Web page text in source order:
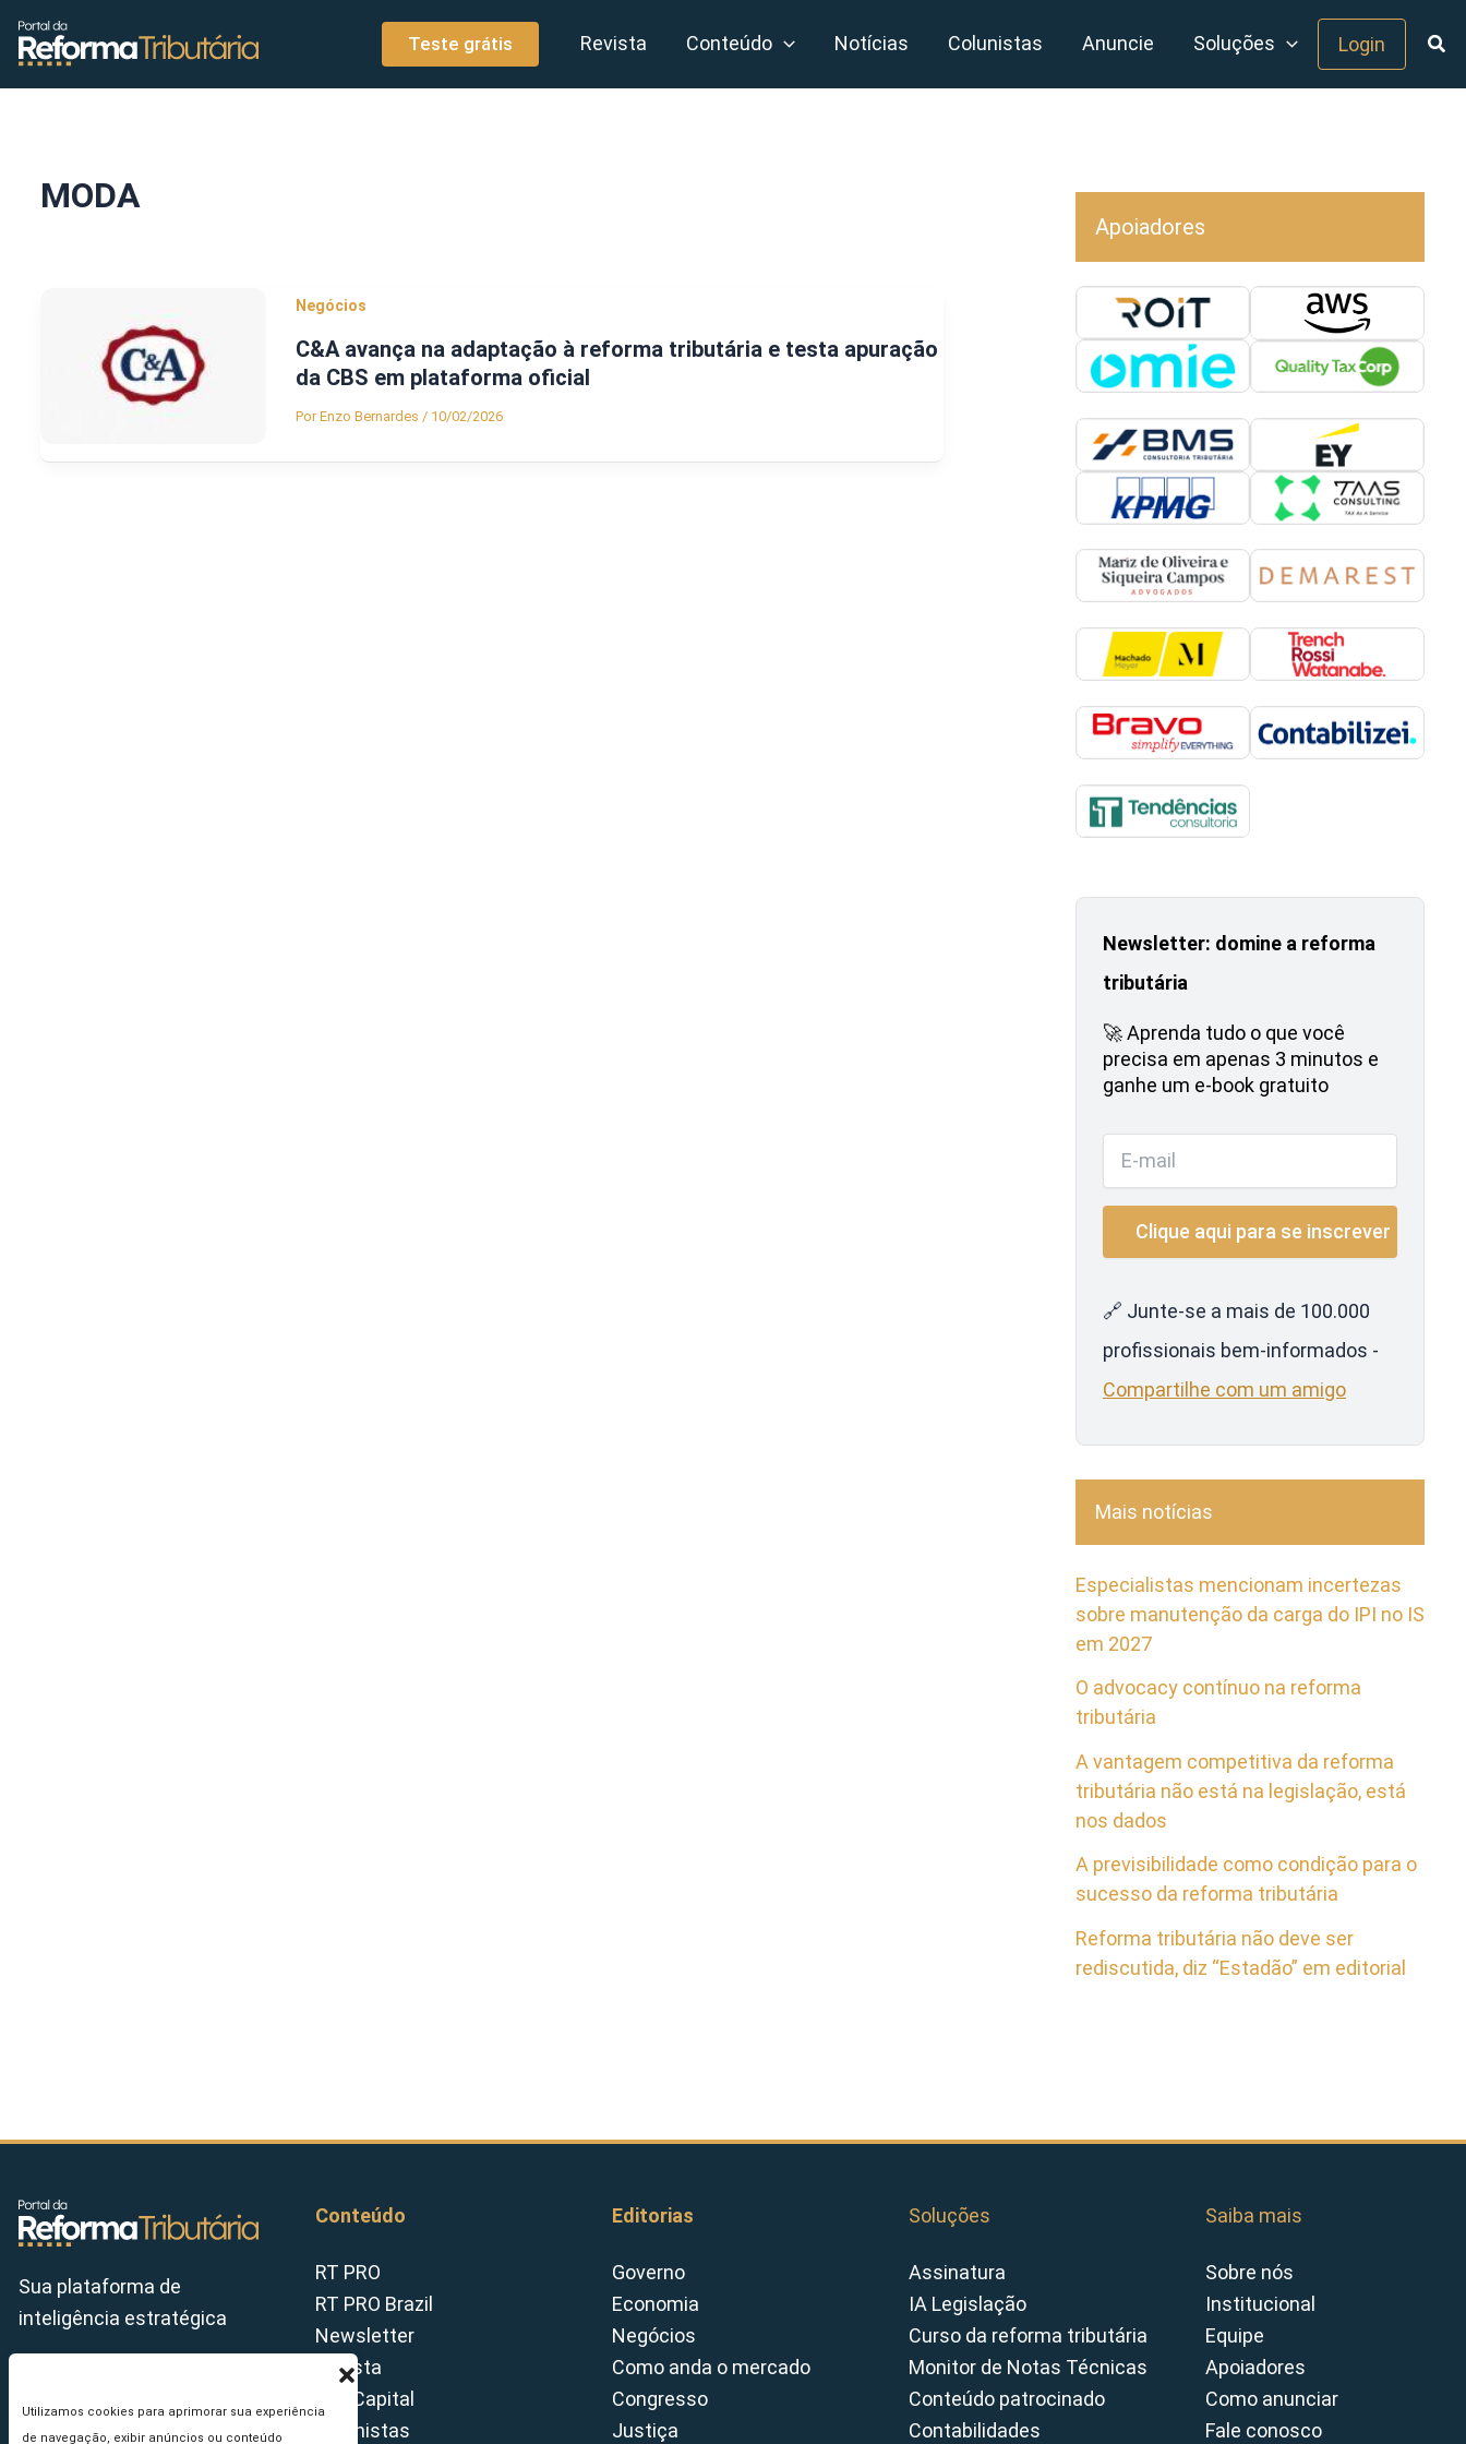
Utilizamos cookies para aprimorar sua experiência
de navegação, exibir anúncios ou conteúdo
conteúdo
Teste grátis Revista Conteúdo Notícias Colunistas Anuncie Soluções Login
MODA
Negócios
C&A avança na adaptação à reforma tributária e testa apuração
da CBS em plataforma oficial
PorEnzo Bernardes / 10/02/2026
Apoiadores
Newsletter: domine a reforma
tributária
🚀 Aprenda tudo o que você
precisa em apenas 3 minutos e
ganhe um e-book gratuito
🔗 Junte-se a mais de 100.000
profissionais bem-informados -
Compartilhe com um amigo
Mais notícias
Especialistas mencionam incertezas
sobre manutenção da carga do IPI no IS
em 2027
O advocacy contínuo na reforma
tributária
A vantagem competitiva da reforma
tributária não está na legislação, está
nos dados
A previsibilidade como condição para o
sucesso da reforma tributária
Reforma tributária não deve ser
rediscutida, diz “Estadão” em editorial
Sua plataforma de
inteligência estratégica
Conteúdo
RT PRO
RT PRO Brazil
Newsletter
Revista
Tax Capital
Colunistas
Editorias
Governo
Economia
Negócios
Como anda o mercado
Congresso
Justiça
Soluções
Assinatura
IA Legislação
Curso da reforma tributária
Monitor de Notas Técnicas
Conteúdo patrocinado
Contabilidades
Saiba mais
Sobre nós
Institucional
Equipe
Apoiadores
Como anunciar
Fale conosco